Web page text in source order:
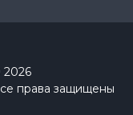
2026
права защищены